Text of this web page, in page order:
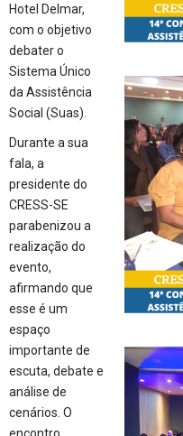
Hotel Delmar,
com o objetivo
debater o
Sistema Único
da Assistência
Social (Suas).
Durante a sua
fala, a
presidente do
CRESS-SE
parabenizou a
realização do
evento,
afirmando que
esse é um
espaço
importante de
escuta, debate e
análise de
cenários. O